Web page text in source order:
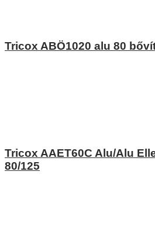
Tricox ABÖ1020 alu 80
Tricox AAET60C Alu/Alu
80/125